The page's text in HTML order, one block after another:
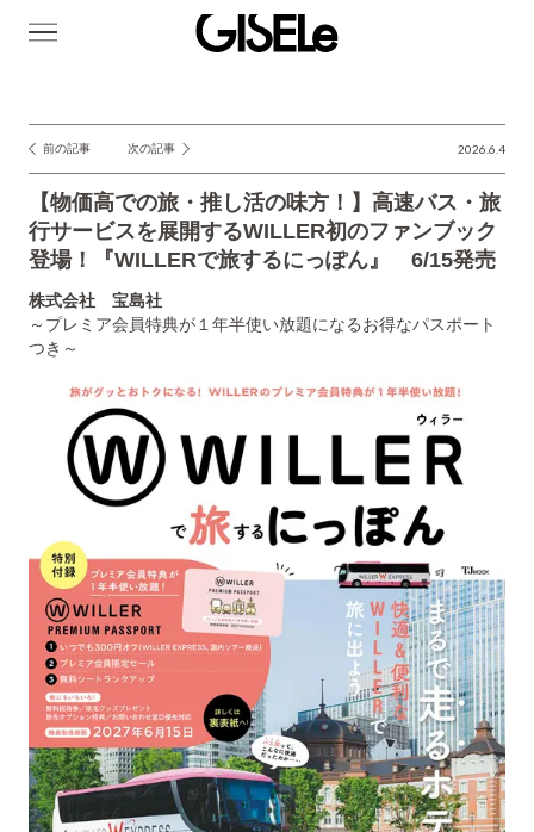
投
稿
ナ
ビ
ゲ
ー
前の記事 次の記事 2026.6.4
【物価高での旅・推し活の味方！】高速バス・旅
行サービスを展開するWILLER初のファンブック
登場！『WILLERで旅するにっぽん』 6/15発売
株式会社 宝島社
～プレミア会員特典が１年半使い放題になるお得なパスポート
つき～